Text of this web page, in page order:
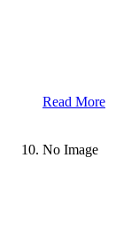
Read More
No Image